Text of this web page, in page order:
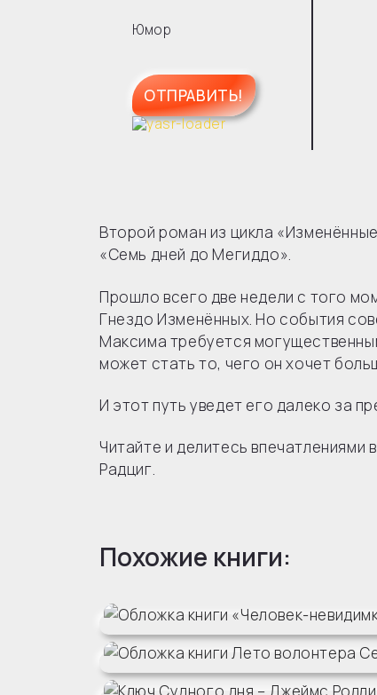
Юмор
Второй роман из цикла
«Семь дней до Мегиддо».
Прошло всего две недели с того
Гнездо Изменённых. Но события
Максима требуется
может стать то, чего он хочет
И этот путь уведет его далеко за
Читайте и делитесь впечатлениями
Радциг.
Похожие книги: